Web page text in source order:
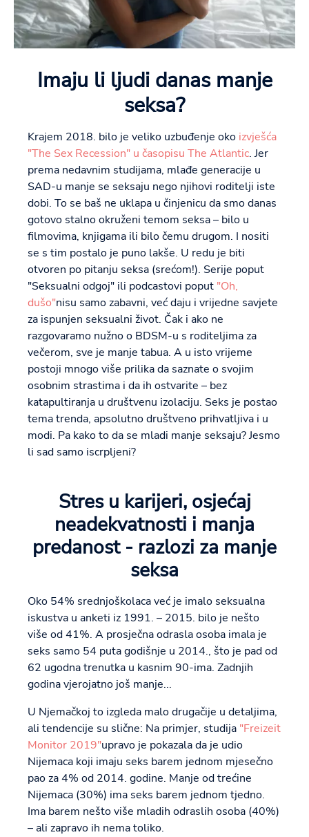
Imaju li ljudi danas manje
seksa?
Krajem 2018. bilo je veliko uzbuđenje oko izvješća
"The Sex Recession" u časopisu The Atlantic. Jer
prema nedavnim studijama, mlađe generacije u
SAD-u manje se seksaju nego njihovi roditelji iste
dobi. To se baš ne uklapa u činjenicu da smo danas
gotovo stalno okruženi temom seksa – bilo u
filmovima, knjigama ili bilo čemu drugom. I nositi
se s tim postalo je puno lakše. U redu je biti
otvoren po pitanju seksa (srećom!). Serije poput
"Seksualni odgoj" ili podcastovi poput "Oh,
dušo"nisu samo zabavni, već daju i vrijedne savjete
za ispunjen seksualni život. Čak i ako ne
razgovaramo nužno o BDSM-u s roditeljima za
večerom, sve je manje tabua. A u isto vrijeme
postoji mnogo više prilika da saznate o svojim
osobnim strastima i da ih ostvarite – bez
katapultiranja u društvenu izolaciju. Seks je postao
tema trenda, apsolutno društveno prihvatljiva i u
modi. Pa kako to da se mladi manje seksaju? Jesmo
li sad samo iscrpljeni?
Stres u karijeri, osjećaj
neadekvatnosti i manja
predanost - razlozi za manje
seksa
Oko 54% srednjoškolaca već je imalo seksualna
iskustva u anketi iz 1991. – 2015. bilo je nešto
više od 41%. A prosječna odrasla osoba imala je
seks samo 54 puta godišnje u 2014., što je pad od
62 ugodna trenutka u kasnim 90-ima. Zadnjih
godina vjerojatno još manje...
U Njemačkoj to izgleda malo drugačije u detaljima,
ali tendencije su slične: Na primjer, studija "Freizeit
Monitor 2019"upravo je pokazala da je udio
Nijemaca koji imaju seks barem jednom mjesečno
pao za 4% od 2014. godine. Manje od trećine
Nijemaca (30%) ima seks barem jednom tjedno.
Ima barem nešto više mladih odraslih osoba (40%)
– ali zapravo ih nema toliko.